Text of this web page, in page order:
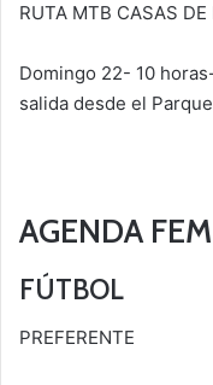
RUTA MTB CASAS DE
Domingo 22- 10
salida desde el
AGENDA
FÚTBOL
PREFERENTE